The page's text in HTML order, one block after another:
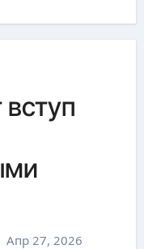
Апр 27, 2026